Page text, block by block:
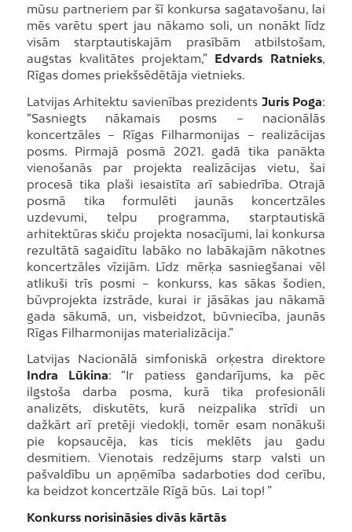
mūsu partneriem par šī konkursa sagatavošanu, lai
mēs varētu spert jau nākamo soli, un nonākt līdz
visām starptautiskajām prasībām atbilstošam,
augstas kvalitātes projektam,” Edvards Ratnieks,
Rīgas domes priekšsēdētāja vietnieks.
Latvijas Arhitektu savienības prezidents Juris Poga:
“Sasniegts nākamais posms – nacionālās
koncertzāles – Rīgas Filharmonijas – realizācijas
posms. Pirmajā posmā 2021. gadā tika panākta
vienošanās par projekta realizācijas vietu, šai
procesā tika plaši iesaistīta arī sabiedrība. Otrajā
posmā tika formulēti jaunās koncertzāles
uzdevumi, telpu programma, starptautiskā
arhitektūras skiču projekta nosacījumi, lai konkursa
rezultātā sagaidītu labāko no labākajām nākotnes
koncertzāles vīzijām. Līdz mērķa sasniegšanai vēl
atlikuši trīs posmi – konkurss, kas sākas šodien,
būvprojekta izstrāde, kurai ir jāsākas jau nākamā
gada sākumā, un, visbeidzot, būvniecība, jaunās
Rīgas Filharmonijas materializācija.”
Latvijas Nacionālā simfoniskā orķestra direktore
Indra Lūkina: “Ir patiess gandarījums, ka pēc
ilgstoša darba posma, kurā tika profesionāli
analizēts, diskutēts, kurā neizpalika strīdi un
dažkārt arī pretēji viedokļi, tomēr esam nonākuši
pie kopsaucēja, kas ticis meklēts jau gadu
desmitiem. Vienotais redzējums starp valsti un
pašvaldību un apņēmība sadarboties dod cerību,
ka beidzot koncertzāle Rīgā būs. Lai top! ”
Konkurss norisināsies divās kārtās